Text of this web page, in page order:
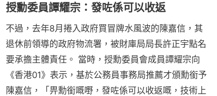
授勳委員譚耀宗：發咗係可以收返
不過，去年8月捲入政府買冒牌水風波的陳嘉信，其
退休前領導的政府物流署，被財庫局局長許正宇點名
要承擔主體責任。 當時，授勳委員會成員譚耀宗向
《香港01》表示，基於公務員事務局推薦才頒勳銜予
陳嘉信，「畀勳銜嘅嘢，發咗係可以收返嘅，技術上